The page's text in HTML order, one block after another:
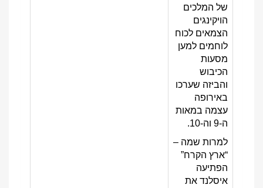
של המלכים
הויקינגים
הצמאים לכוח
לוחמים למען
מסעות
הכיבוש
והביזה שערכו
באירופה
עצמה במאות
ה-9 וה-10.
למרות שמה –
“ארץ הקרח”
הפתיעה
איסלנד את